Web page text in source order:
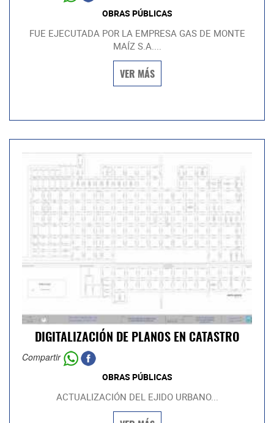
OBRAS PÚBLICAS
FUE EJECUTADA POR LA EMPRESA GAS DE MONTE
MAÍZ S.A....
VER MÁS
DIGITALIZACIÓN DE PLANOS EN CATASTRO
Compartir
OBRAS PÚBLICAS
ACTUALIZACIÓN DEL EJIDO URBANO...